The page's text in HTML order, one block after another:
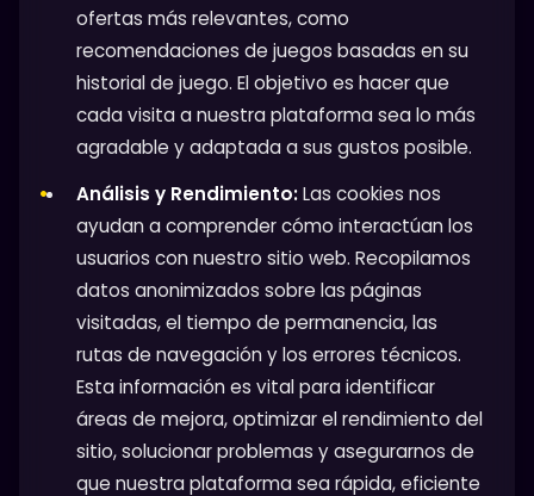
ofertas más relevantes, como
recomendaciones de juegos basadas en su
historial de juego. El objetivo es hacer que
cada visita a nuestra plataforma sea lo más
agradable y adaptada a sus gustos posible.
Análisis y Rendimiento:Las cookies nos
ayudan a comprender cómo interactúan los
usuarios con nuestro sitio web. Recopilamos
datos anonimizados sobre las páginas
visitadas, el tiempo de permanencia, las
rutas de navegación y los errores técnicos.
Esta información es vital para identificar
áreas de mejora, optimizar el rendimiento del
sitio, solucionar problemas y asegurarnos de
que nuestra plataforma sea rápida, eficiente